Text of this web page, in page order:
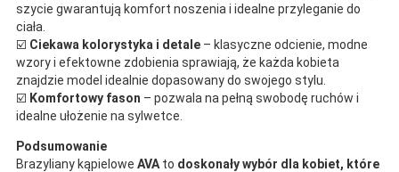
szycie gwarantują komfort noszenia i idealne przyleganie do
ciała.
☑️ Ciekawa kolorystyka i detale – klasyczne odcienie, modne
wzory i efektowne zdobienia sprawiają, że każda kobieta
znajdzie model idealnie dopasowany do swojego stylu.
☑️ Komfortowy fason – pozwala na pełną swobodę ruchów i
idealne ułożenie na sylwetce.
Podsumowanie
Brazyliany kąpielowe AVA to doskonały wybór dla kobiet, które